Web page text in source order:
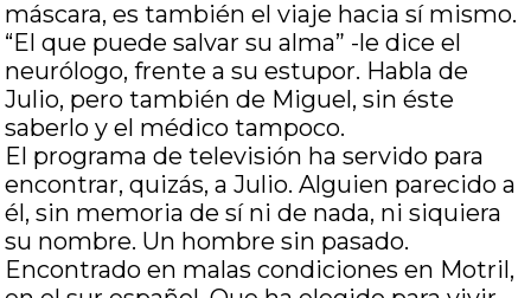
máscara, es también el viaje hacia sí mismo.
“El que puede salvar su alma” -le dice el
neurólogo, frente a su estupor. Habla de
Julio, pero también de Miguel, sin éste
saberlo y el médico tampoco.
El programa de televisión ha servido para
encontrar, quizás, a Julio. Alguien parecido a
él, sin memoria de sí ni de nada, ni siquiera
su nombre. Un hombre sin pasado.
Encontrado en malas condiciones en Motril,